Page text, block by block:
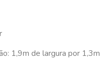
1,9m de largura por 1,3m